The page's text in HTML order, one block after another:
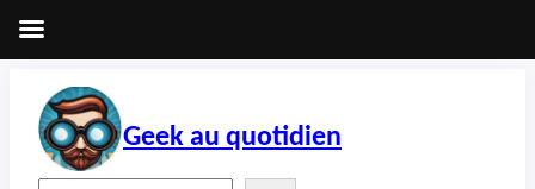
contenu
Geek au quotidien